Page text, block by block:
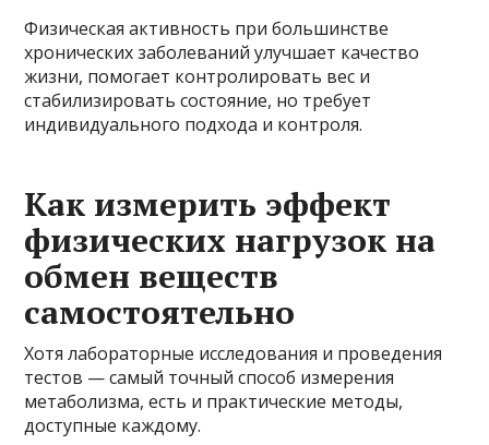
Физическая активность при большинстве
хронических заболеваний улучшает качество
жизни, помогает контролировать вес и
стабилизировать состояние, но требует
индивидуального подхода и контроля.
Как измерить эффект
физических нагрузок на
обмен веществ
самостоятельно
Хотя лабораторные исследования и проведения
тестов — самый точный способ измерения
метаболизма, есть и практические методы,
доступные каждому.